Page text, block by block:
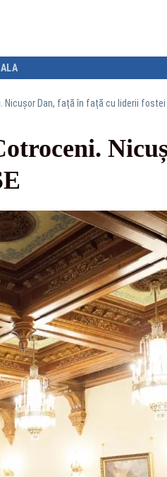
Nicușor Dan, față în față cu liderii fostei